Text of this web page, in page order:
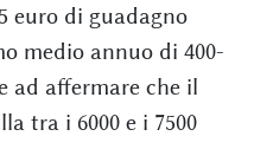
euro di guadagno
medio annuo di 400-
ad affermare che il
tra i 6000 e i 7500